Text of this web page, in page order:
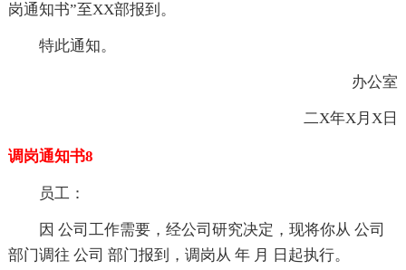
岗通知书”至XX部报到。
特此通知。
办公室
二X年X月X日
调岗通知书8
员工：
因 公司工作需要，经公司研究决定，现将你从 公司
部门调往 公司 部门报到，调岗从 年 月 日起执行。